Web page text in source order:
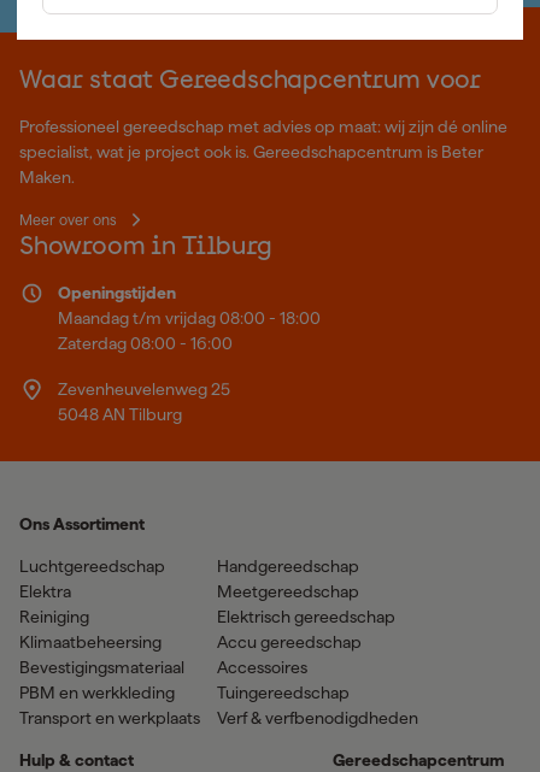
Waar staat Gereedschapcentrum voor
Professioneel gereedschap met advies op maat: wij zijn dé online
specialist, wat je project ook is. Gereedschapcentrum is Beter
Maken.
Meer over ons
Showroom in Tilburg
Openingstijden
Maandag t/m vrijdag 08:00 - 18:00
Zaterdag 08:00 - 16:00
Zevenheuvelenweg 25
5048 AN Tilburg
Ons Assortiment
Luchtgereedschap
Elektra
Reiniging
Klimaatbeheersing
Bevestigingsmateriaal
PBM en werkkleding
Transport en werkplaats
Handgereedschap
Meetgereedschap
Elektrisch gereedschap
Accu gereedschap
Accessoires
Tuingereedschap
Verf & verfbenodigdheden
Hulp & contact Gereedschapcentrum